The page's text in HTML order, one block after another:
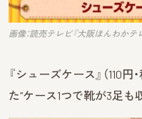
画像：読売テレビ『大阪ほんわかテ
『シューズケース』（110円
た“ケース1つで靴が3足も